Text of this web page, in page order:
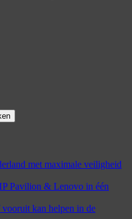
met maximale veiligheid
Pavilion & Lenovo in één
kan helpen in de